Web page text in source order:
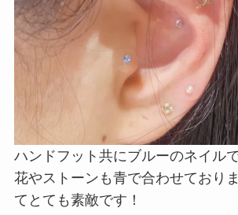
ハンドフット共にブルーのネイル
花やストーンも青で合わせており
てとても素敵です！